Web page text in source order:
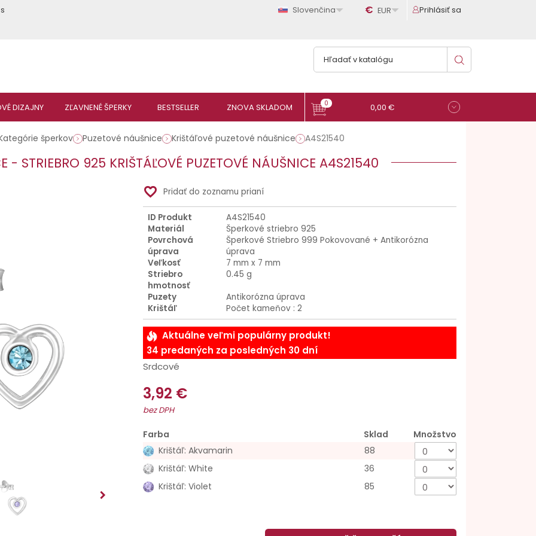
Slovenčina € EUR Prihlásiť sa
0 0,00 €
šperkov Puzetové náušnice Krištáľové puzetové náušnice A4S21540
- STRIEBRO 925 KRIŠTÁĽOVÉ PUZETOVÉ NÁUŠNICE A4S21540

favorite_border Pridať do zoznamu prianí
ID Produkt
A4S21540
Materiál
Šperkové striebro 925
Povrchová
úprava
Šperkové Striebro 999 Pokovované + Antikorózna
úprava
Veľkosť
7 mm x 7 mm
Striebro
hmotnosť
0.45 g
Puzety
Antikorózna úprava
Krištáľ
Počet kameňov : 2
Aktuálne veľmi populárny produkt!
34 predaných za posledných 30 dní
Srdcové
3,92 €
bez DPH
Farba Sklad
Množstvo
Krištáľ: Akvamarin
88
Krištáľ: White
36
Krištáľ: Violet
85